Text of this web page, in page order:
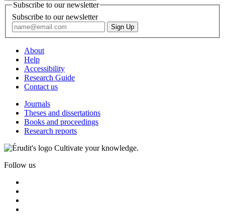
Subscribe to our newsletter
Subscribe to our newsletter
About
Help
Accessibility
Research Guide
Contact us
Journals
Theses and dissertations
Books and proceedings
Research reports
Cultivate your knowledge.
Follow us